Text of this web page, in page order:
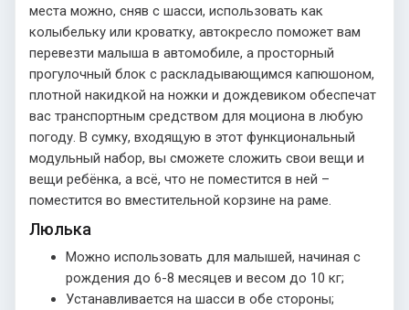
места можно, сняв с шасси, использовать как
колыбельку или кроватку, автокресло поможет вам
перевезти малыша в автомобиле, а просторный
прогулочный блок с раскладывающимся капюшоном,
плотной накидкой на ножки и дождевиком обеспечат
вас транспортным средством для моциона в любую
погоду. В сумку, входящую в этот функциональный
модульный набор, вы сможете сложить свои вещи и
вещи ребёнка, а всё, что не поместится в ней –
поместится во вместительной корзине на раме.
Люлька
Можно использовать для малышей, начиная с
рождения до 6-8 месяцев и весом до 10 кг;
Устанавливается на шасси в обе стороны;